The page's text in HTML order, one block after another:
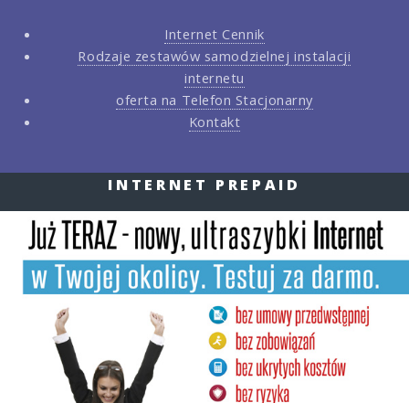
Internet Cennik
Rodzaje zestawów samodzielnej instalacji
internetu
oferta na Telefon Stacjonarny
Kontakt
INTERNET PREPAID